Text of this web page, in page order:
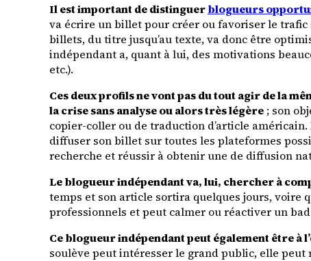
Il est important de distinguerblogueurs
va écrire un billet pour créer ou favoriser le
billets, du titre jusqu’au texte, va donc être
indépendant a, quant à lui, des motivations
etc.).
Ces deux profils ne vont pas du tout agir de la
la crise sans analyse ou alors très légère ; son
copier-coller ou de traduction d’article américain.
diffuser son billet sur toutes les plateformes
recherche et réussir à obtenir une de diffusion
Le blogueur indépendant va, lui, chercher à
temps et son article sortira quelques jours, voire
professionnels et peut calmer ou réactiver un
Ce blogueur indépendant peut également être
soulève peut intéresser le grand public, elle peut